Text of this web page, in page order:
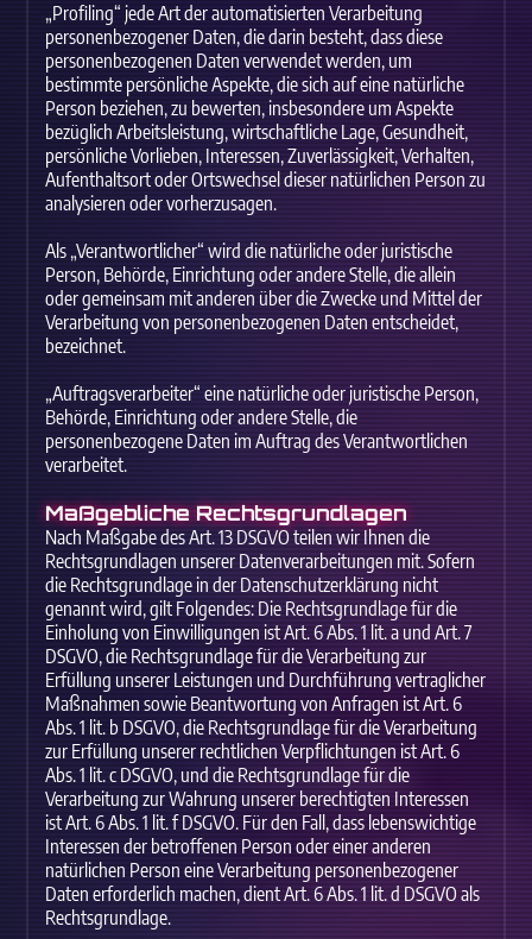
„Profiling“ jede Art der automatisierten Verarbeitung
personenbezogener Daten, die darin besteht, dass diese
personenbezogenen Daten verwendet werden, um
bestimmte persönliche Aspekte, die sich auf eine natürliche
Person beziehen, zu bewerten, insbesondere um Aspekte
bezüglich Arbeitsleistung, wirtschaftliche Lage, Gesundheit,
persönliche Vorlieben, Interessen, Zuverlässigkeit, Verhalten,
Aufenthaltsort oder Ortswechsel dieser natürlichen Person zu
analysieren oder vorherzusagen.
Als „Verantwortlicher“ wird die natürliche oder juristische
Person, Behörde, Einrichtung oder andere Stelle, die allein
oder gemeinsam mit anderen über die Zwecke und Mittel der
Verarbeitung von personenbezogenen Daten entscheidet,
bezeichnet.
„Auftragsverarbeiter“ eine natürliche oder juristische Person,
Behörde, Einrichtung oder andere Stelle, die
personenbezogene Daten im Auftrag des Verantwortlichen
verarbeitet.
Maßgebliche Rechtsgrundlagen
Nach Maßgabe des Art. 13 DSGVO teilen wir Ihnen die
Rechtsgrundlagen unserer Datenverarbeitungen mit. Sofern
die Rechtsgrundlage in der Datenschutzerklärung nicht
genannt wird, gilt Folgendes: Die Rechtsgrundlage für die
Einholung von Einwilligungen ist Art. 6 Abs. 1 lit. a und Art. 7
DSGVO, die Rechtsgrundlage für die Verarbeitung zur
Erfüllung unserer Leistungen und Durchführung vertraglicher
Maßnahmen sowie Beantwortung von Anfragen ist Art. 6
Abs. 1 lit. b DSGVO, die Rechtsgrundlage für die Verarbeitung
zur Erfüllung unserer rechtlichen Verpflichtungen ist Art. 6
Abs. 1 lit. c DSGVO, und die Rechtsgrundlage für die
Verarbeitung zur Wahrung unserer berechtigten Interessen
ist Art. 6 Abs. 1 lit. f DSGVO. Für den Fall, dass lebenswichtige
Interessen der betroffenen Person oder einer anderen
natürlichen Person eine Verarbeitung personenbezogener
Daten erforderlich machen, dient Art. 6 Abs. 1 lit. d DSGVO als
Rechtsgrundlage.